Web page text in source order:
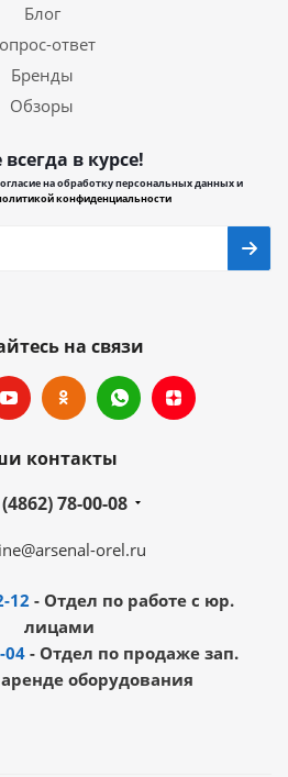
Блог
ответ
Бренды
Обзоры
всегда в курсе!
на обработку персональных данных и
конфиденциальности
на связи
контакты
78-00-08
orel.ru
12 - Отдел по работе с юр.
лицами
04 - Отдел по продаже зап.
оборудования